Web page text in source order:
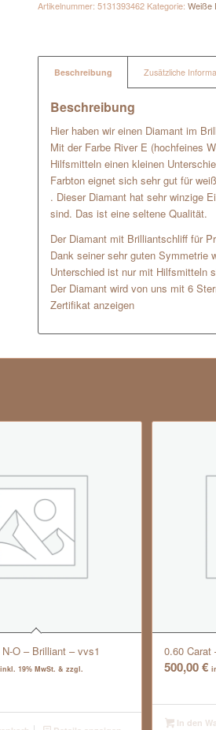
Artikelnummer:5131393462 Kategorie:Weiße
Beschreibung Zusätzliche
Beschreibung
Hier haben wir einen Diamant im
Mit der Farbe River E (hochfeines
Hilfsmitteln einen kleinen
Farbton eignet sich sehr gut für
. Dieser Diamant hat sehr winzige
sind. Das ist eine seltene Qualität.
Der Diamant mit Brilliantschliff für
Dank seiner sehr guten Symmetrie
Unterschied ist nur mit Hilfsmitteln
Der Diamant wird von uns mit 6
Zertifikat anzeigen
O – Brilliant – vvs1
inkl. 19% MwSt. & zzgl.
0.60 Carat
500,00€
In den